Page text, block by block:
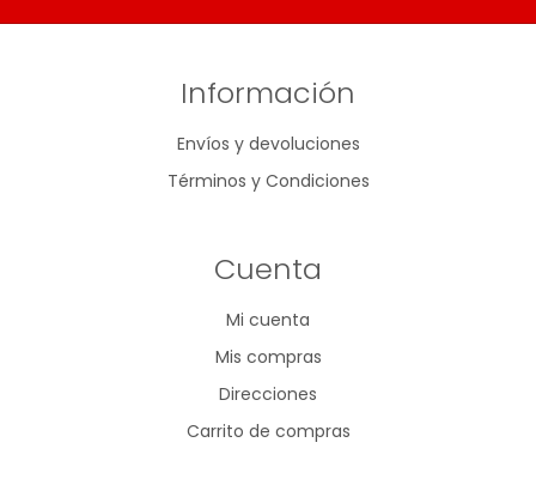
Información
Envíos y devoluciones
Términos y Condiciones
Cuenta
Mi cuenta
Mis compras
Direcciones
Carrito de compras